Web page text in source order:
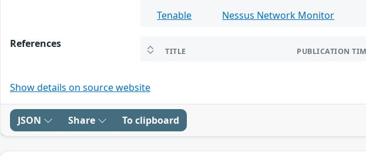
Tenable Nessus Network Monitor
References
TITLE PUBLICATION
Show details on source website
JSON Share To clipboard